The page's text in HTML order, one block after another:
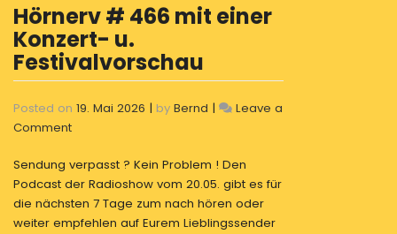
Hörnerv # 466 mit einer
Konzert- u.
Festivalvorschau
Posted on 19. Mai 2026 | by Bernd |
Leave a
Commenton
#
466
mit
einer
Sendung verpasst ? Kein Problem ! Den
Podcast der Radioshow vom 20.05. gibt es für
die nächsten 7 Tage zum nach hören oder
weiter empfehlen auf Eurem Lieblingssender